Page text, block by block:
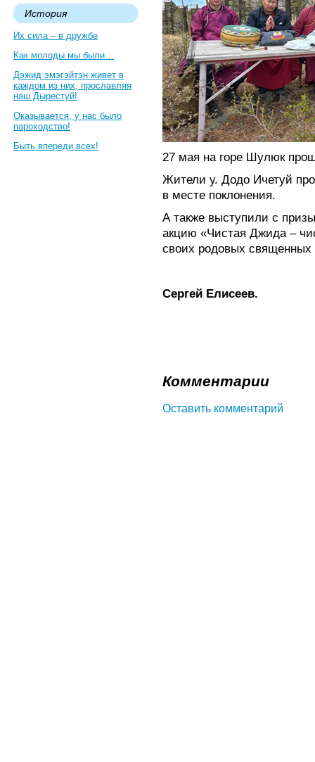
История
Их сила – в дружбе
Как молоды мы были…
Дэжид эмэгэйтэн живет в
каждом из них, прославляя
наш Дырестуй!
Оказывается, у нас было
пароходство!
Быть впереди всех!
27 мая на горе Шулюк
Жители у. Додо Ичетуй
в месте поклонения.
А также выступили с
акцию «Чистая Джида –
своих родовых священных
Сергей Елисеев.
Комментарии
Оставить комментарий